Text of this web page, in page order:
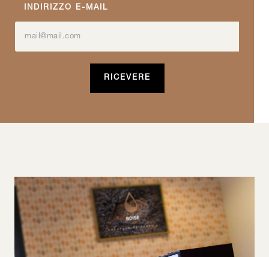
INDIRIZZO E-MAIL